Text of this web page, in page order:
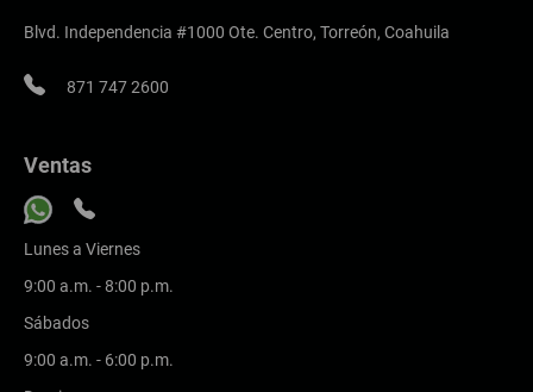
Blvd. Independencia #1000 Ote. Centro, Torreón, Coahuila
871 747 2600
Ventas
Lunes a Viernes
9:00 a.m. - 8:00 p.m.
Sábados
9:00 a.m. - 6:00 p.m.